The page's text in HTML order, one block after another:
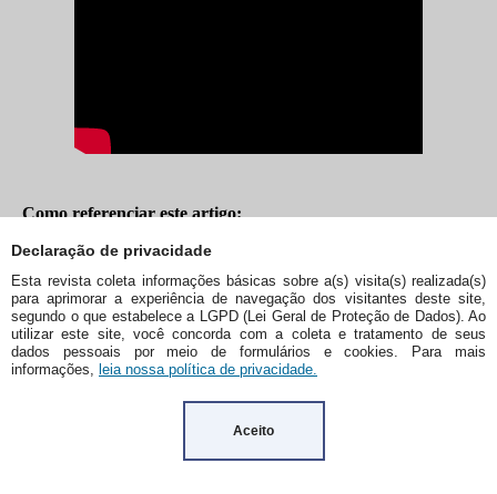
Declaração de privacidade
Esta revista coleta informações básicas sobre a(s) visita(s) realizada(s)
para aprimorar a experiência de navegação dos visitantes deste site,
segundo o que estabelece a LGPD (Lei Geral de Proteção de Dados). Ao
utilizar este site, você concorda com a coleta e tratamento de seus
dados pessoais por meio de formulários e cookies. Para mais
informações, leia nossa política de privacidade.
Aceito